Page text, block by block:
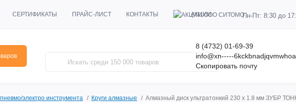
СЕРТИФИКАТЫ ПРАЙС-ЛИСТ КОНТАКТЫ АКЦИИ Пн-Пт: 8:30 до
8 (4732) 01-69-39
info@xn-----
Скопировать почту
электро инструмента Круги алмазные Алмазный диск ультратонкий 230 x 1.8 мм ЗУБР